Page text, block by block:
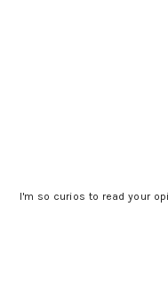
I'm so curios to read your